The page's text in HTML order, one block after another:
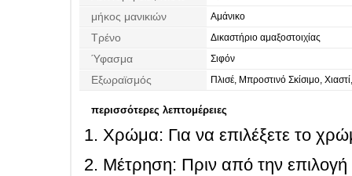
μήκος μανικιών Αμάνικο
Τρένο Δικαστήριο αμαξοστοιχίας
Ύφασμα Σιφόν
Εξωραϊσμός Πλισέ, Μπροστινό Σκίσιμο,
περισσότερες λεπτομέρειες
Χρώμα: Για να επιλέξετε το
Μέτρηση: Πριν από την